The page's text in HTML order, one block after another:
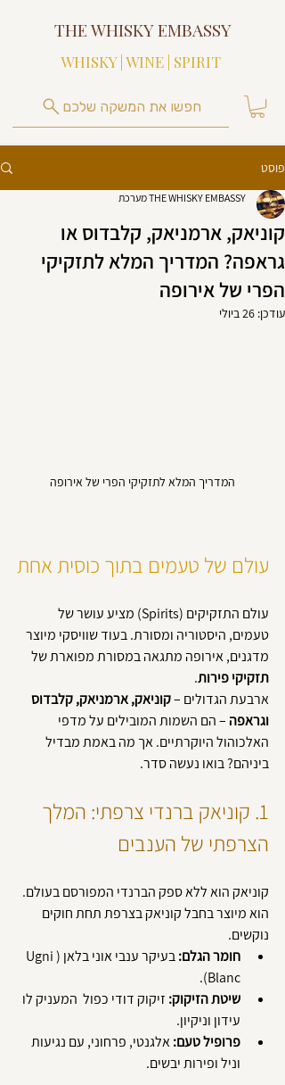
THE WHISKY EMBASSY
חפשו את המשקה שלכם
פוסט
קוניאק, ארמניאק, קלבדוס או
גראפה? המדריך המלא לתזקיקי
הפרי של אירופה
THE WHISKY EMBASSY מערכת
עודכן: 26 ביולי
המדריך המלא לתזקיקי הפרי של אירופה
עולם של טעמים בתוך כוסית אחת
עולם התזקיקים (Spirits) מציע עושר של
טעמים, היסטוריה ומסורת. בעוד שוויסקי מיוצר
מדגנים, אירופה מתגאה במסורת מפוארת של
תזקיקי פירות.
ארבעת הגדולים – קוניאק, ארמניאק, קלבדוס
וגראפה – הם השמות המובילים על מדפי
האלכוהול היוקרתיים. אך מה באמת מבדיל
ביניהם? בואו נעשה סדר.
1. קוניאק ברנדי צרפתי: המלך
הצרפתי של הענבים
קוניאק הוא ללא ספק הברנדי המפורסם בעולם.
הוא מיוצר בחבל קוניאק בצרפת תחת חוקים
נוקשים.
חומר הגלם:
בעיקר ענבי אוני בלאן (Ugni
Blanc).
שיטת הזיקוק: זיקוק דודי כפול  המעניק לו
עידון וניקיון.
פרופיל טעם: אלגנטי, פרחוני, עם נגיעות
וניל ופירות יבשים.